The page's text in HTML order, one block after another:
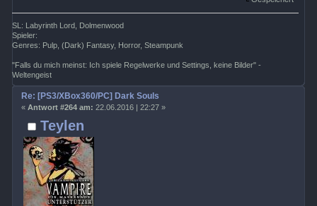
SL: Labyrinth Lord, Dolmenwood
Spieler:
Genres: Pulp, (Dark) Fantasy, Horror, Steampunk
"Falls du mich meinst: Ich spiele Regelwerke und Settings, keine Bilder" -
Weltengeist
Teylen
Re: [PS3/XBox360/PC] Dark Souls
« Antwort #264 am: 22.06.2016 | 22:27 »